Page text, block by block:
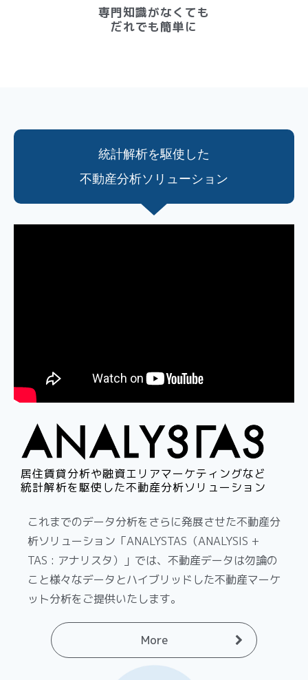
専門知識がなくても
だれでも簡単に
統計解析を駆使した
不動産分析ソリューション
居住賃貸分析や融資エリアマーケティングなど
統計解析を駆使した不動産分析ソリューション
これまでのデータ分析をさらに発展させた不動産分
析ソリューション「ANALYSTAS（ANALYSIS +
TAS : アナリスタ）」では、不動産データは勿論の
こと様々なデータとハイブリッドした不動産マーケ
ット分析をご提供いたします。
More